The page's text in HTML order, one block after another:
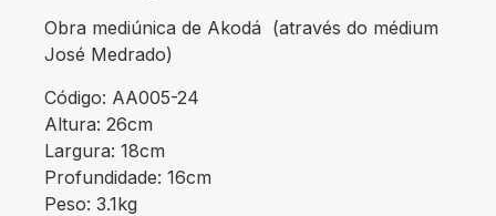
Obra mediúnica de Akodá (através do médium
José Medrado)
Código: AA005-24
Altura: 26cm
Largura: 18cm
Profundidade: 16cm
Peso: 3.1kg